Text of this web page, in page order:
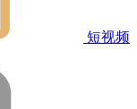
短视频